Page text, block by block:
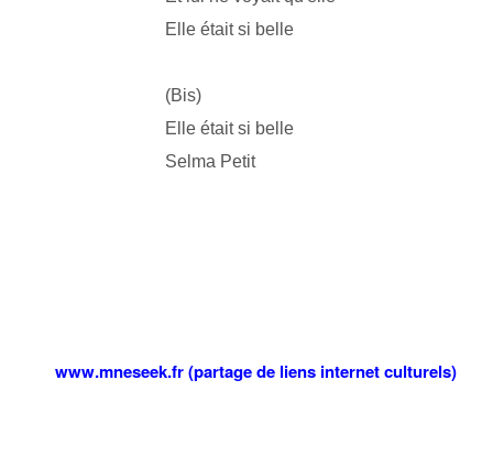
Elle était si belle
(Bis)
Elle était si belle
Selma Petit
www.mneseek.fr (partage de liens internet culturels)